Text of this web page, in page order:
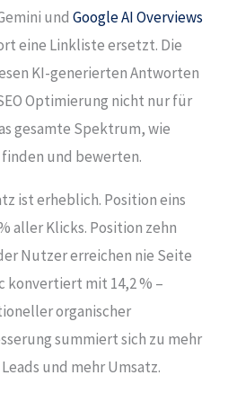
undGoogle AI Overviews
eine Linkliste ersetzt. Die
KI-generierten Antworten
Optimierung nicht nur für
gesamte Spektrum, wie
und bewerten.
ist erheblich. Position eins
aller Klicks. Position zehn
Nutzer erreichen nie Seite
konvertiert mit 14,2 % –
organischer
summiert sich zu mehr
und mehr Umsatz.